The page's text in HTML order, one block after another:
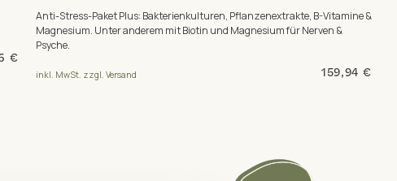
€
Anti-Stress-Paket Plus: Bakterienkulturen, Pflanzenextrakte, B-Vitamine &
Magnesium. Unter anderem mit Biotin und Magnesium für Nerven &
Psyche.
inkl. MwSt. zzgl. Versand 159,94 €